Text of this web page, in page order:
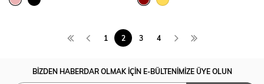
1 2 3 4
BİZDEN HABERDAR OLMAK İÇİN E-BÜLTENİMİZE ÜYE OLUN